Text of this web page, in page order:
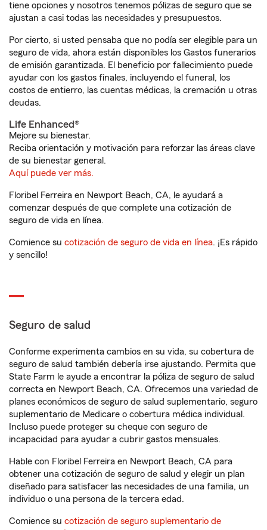
tiene opciones y nosotros tenemos pólizas de seguro que se
ajustan a casi todas las necesidades y presupuestos.
Por cierto, si usted pensaba que no podía ser elegible para un
seguro de vida, ahora están disponibles los Gastos funerarios
de emisión garantizada. El beneficio por fallecimiento puede
ayudar con los gastos finales, incluyendo el funeral, los
costos de entierro, las cuentas médicas, la cremación u otras
deudas.
Life Enhanced®
Mejore su bienestar.
Reciba orientación y motivación para reforzar las áreas clave
de su bienestar general.
Aquí puede ver más.
Floribel Ferreira en Newport Beach, CA, le ayudará a
comenzar después de que complete una cotización de
seguro de vida en línea.
Comience su cotización de seguro de vida en línea. ¡Es rápido
y sencillo!
Seguro de salud
Conforme experimenta cambios en su vida, su cobertura de
seguro de salud también debería irse ajustando. Permita que
State Farm le ayude a encontrar la póliza de seguro de salud
correcta en Newport Beach, CA. Ofrecemos una variedad de
planes económicos de seguro de salud suplementario, seguro
suplementario de Medicare o cobertura médica individual.
Incluso puede proteger su cheque con seguro de
incapacidad para ayudar a cubrir gastos mensuales.
Hable con Floribel Ferreira en Newport Beach, CA para
obtener una cotización de seguro de salud y elegir un plan
diseñado para satisfacer las necesidades de una familia, un
individuo o una persona de la tercera edad.
Comience su cotización de seguro suplementario de